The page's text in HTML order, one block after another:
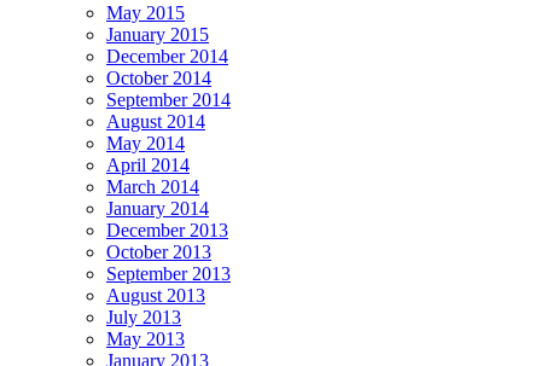
May 2015
January 2015
December 2014
October 2014
September 2014
August 2014
May 2014
April 2014
March 2014
January 2014
December 2013
October 2013
September 2013
August 2013
July 2013
May 2013
January 2013